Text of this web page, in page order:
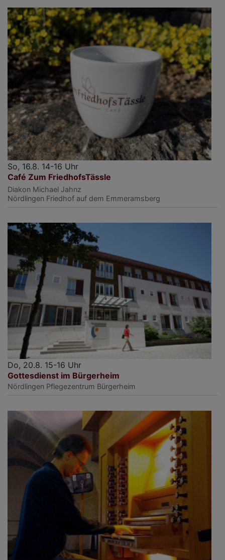
So, 16.8. 14-16 Uhr
Café Zum FriedhofsTässle
Diakon Michael Jahnz
Nördlingen Friedhof auf dem Emmeramsberg
Do, 20.8. 15-16 Uhr
Gottesdienst im Bürgerheim
Nördlingen Pflegezentrum Bürgerheim